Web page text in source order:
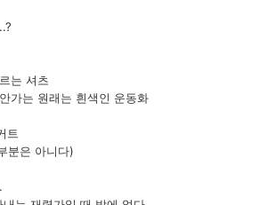
는 셔츠
가는 원래는 흰색인 운동화
트
분은 아니다)